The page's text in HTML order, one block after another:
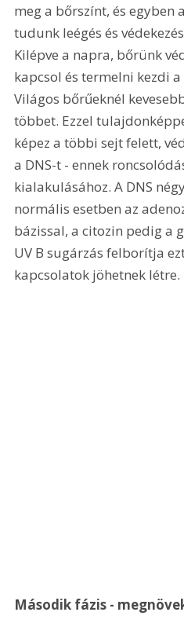
meg a bőrszínt, és egyben
tudunk leégés és
Kilépve a napra, bőrünk
kapcsol és termelni kezdi
Világos bőrűeknél
többet. Ezzel
képez a többi sejt felett,
a DNS-t - ennek
kialakulásához. A DNS
normális esetben az
bázissal, a citozin pedig a
UV B sugárzás felborítja
kapcsolatok jöhetnek létre.
Második fázis -